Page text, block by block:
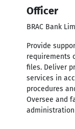
Officer
BRAC Bank
Provide
requirements
files. Deliver
services in
procedures
Oversee and